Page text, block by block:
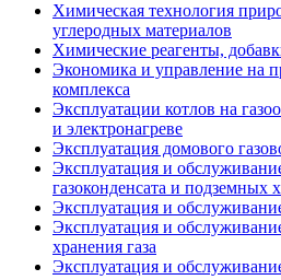
Химическая технология
углеродных материалов
Химические реагенты,
Экономика и управление на
комплекса
Эксплуатации котлов на
и электронагреве
Эксплуатация домового
Эксплуатация и
газоконденсата и подземных
Эксплуатация и
Эксплуатация и
хранения газа
Эксплуатация и